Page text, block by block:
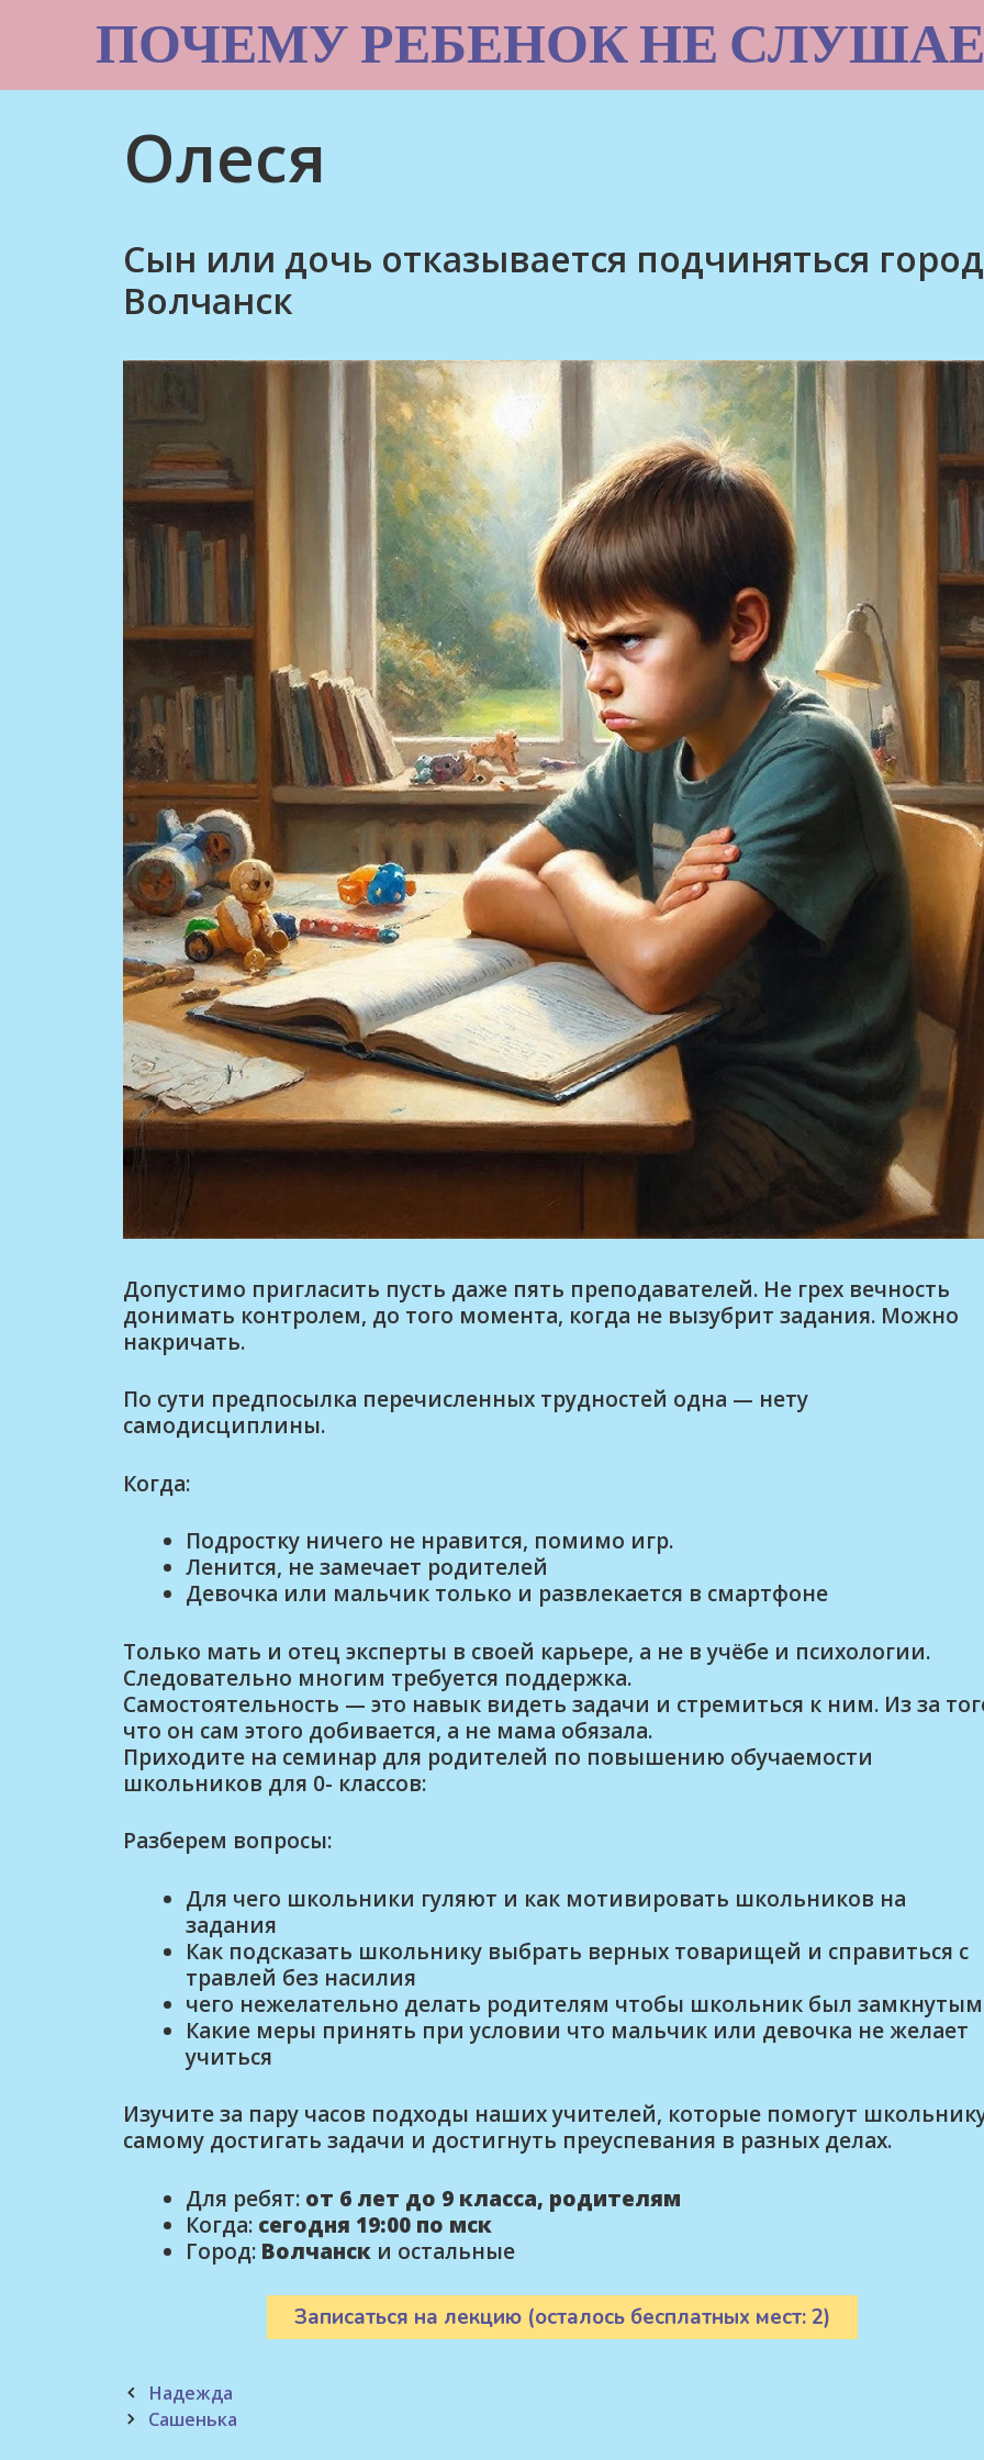
ПОЧЕМУ РЕБЕНОК НЕ
Олеся
Сын или дочь отказывается подчиняться город
Волчанск
Допустимо пригласить пусть даже пять преподавателей. Не грех вечность
донимать контролем, до того момента, когда не вызубрит задания. Можно
накричать.
По сути предпосылка перечисленных трудностей одна — нету
самодисциплины.
Когда:
Подростку ничего не нравится, помимо игр.
Ленится, не замечает родителей
Девочка или мальчик только и развлекается в смартфоне
Только мать и отец эксперты в своей карьере, а не в учёбе и психологии.
Следовательно многим требуется поддержка.
Самостоятельность — это навык видеть задачи и стремиться к ним. Из за
что он сам этого добивается, а не мама обязала.
Приходите на семинар для родителей по повышению обучаемости
школьников для 0- классов:
Разберем вопросы:
Для чего школьники гуляют и как мотивировать школьников на
задания
Как подсказать школьнику выбрать верных товарищей и справиться с
травлей без насилия
чего нежелательно делать родителям чтобы школьник был замкнутым
Какие меры принять при условии что мальчик или девочка не желает
учиться
Изучите за пару часов подходы наших учителей, которые помогут
самому достигать задачи и достигнуть преуспевания в разных делах.
Для ребят: от 6 лет до 9 класса, родителям
Когда: сегодня 19:00 по мск
Город: Волчанск и остальные
Записаться на лекцию (осталось бесплатных мест: 2)
Post
navigation
Надежда
Сашенька